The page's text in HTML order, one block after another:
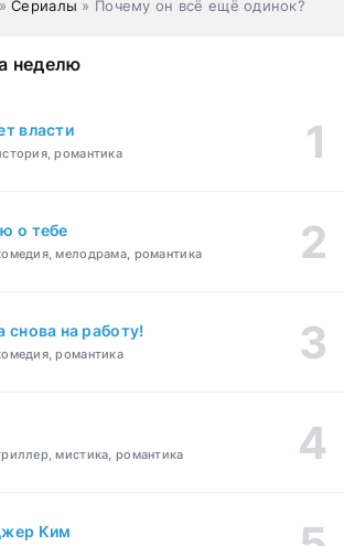
»Сериалы » Почему он всё ещё одинок?
неделю
власти
романтика
о тебе
мелодрама, романтика
снова на работу!
романтика
мистика, романтика
Ким